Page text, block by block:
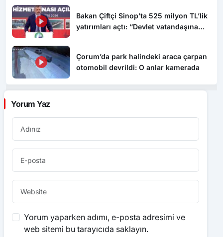
Bakan Çiftçi Sinop’ta 525 milyon TL’lik
yatırımları açtı: “Devlet vatandaşına
Çorum’da park halindeki araca çarpan
otomobil devrildi: O anlar kamerada
Yorum Yaz
Yorum yaparken adımı, e-posta adresimi ve
web sitemi bu tarayıcıda saklayın.